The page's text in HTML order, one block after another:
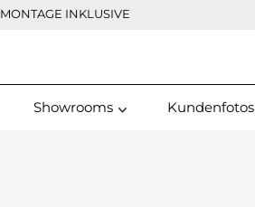
MONTAGE INKLUSIVE
Showrooms Kundenfotos